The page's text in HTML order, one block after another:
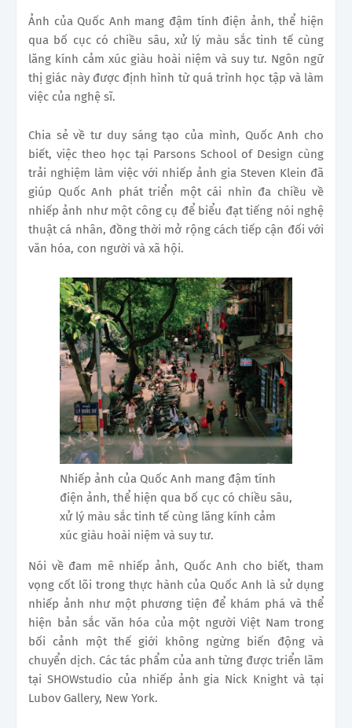
Ảnh của Quốc Anh mang đậm tính điện ảnh, thể hiện
qua bố cục có chiều sâu, xử lý màu sắc tinh tế cùng
lăng kính cảm xúc giàu hoài niệm và suy tư. Ngôn ngữ
thị giác này được định hình từ quá trình học tập và làm
việc của nghệ sĩ.
Chia sẻ về tư duy sáng tạo của mình, Quốc Anh cho
biết, việc theo học tại Parsons School of Design cùng
trải nghiệm làm việc với nhiếp ảnh gia Steven Klein đã
giúp Quốc Anh phát triển một cái nhìn đa chiều về
nhiếp ảnh như một công cụ để biểu đạt tiếng nói nghệ
thuật cá nhân, đồng thời mở rộng cách tiếp cận đối với
văn hóa, con người và xã hội.
Nhiếp ảnh của Quốc Anh mang đậm tính
điện ảnh, thể hiện qua bố cục có chiều sâu,
xử lý màu sắc tinh tế cùng lăng kính cảm
xúc giàu hoài niệm và suy tư.
Nói về đam mê nhiếp ảnh, Quốc Anh cho biết, tham
vọng cốt lõi trong thực hành của Quốc Anh là sử dụng
nhiếp ảnh như một phương tiện để khám phá và thể
hiện bản sắc văn hóa của một người Việt Nam trong
bối cảnh một thế giới không ngừng biến động và
chuyển dịch. Các tác phẩm của anh từng được triển lãm
tại SHOWstudio của nhiếp ảnh gia Nick Knight và tại
Lubov Gallery, New York.